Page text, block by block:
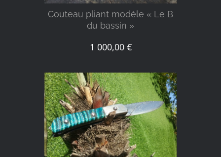
Couteau pliant modèle « Le B
du bassin »
1 000,00 €
DÉTAILS